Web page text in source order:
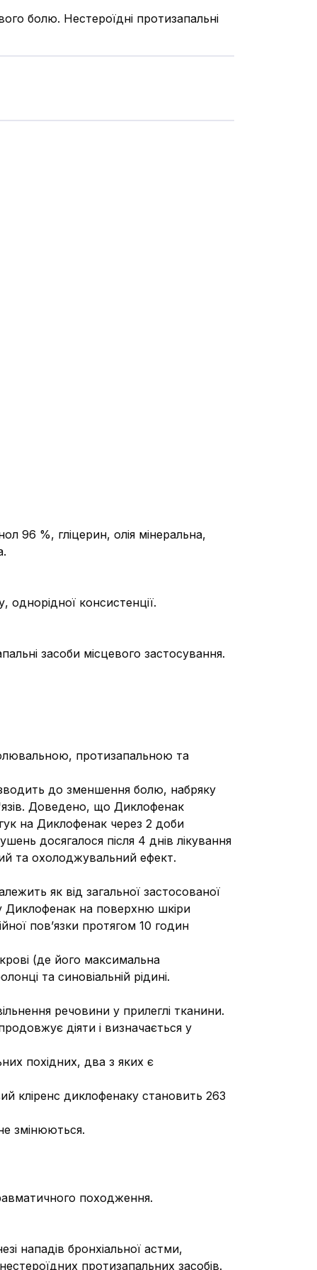
болю. Нестероїдні протизапальні
96 %, гліцерин, олія мінеральна,
однорідної консистенції.
засоби місцевого застосування.
протизапальною та
до зменшення болю, набряку
Доведено, що Диклофенак
на Диклофенак через 2 доби
досягалося після 4 днів лікування
та охолоджувальний ефект.
як від загальної застосованої
Диклофенак на поверхню шкіри
пов’язки протягом 10 годин
(де його максимальна
та синовіальній рідині.
речовини у прилеглі тканини.
діяти і визначається у
похідних, два з яких є
кліренс диклофенаку становить 263
змінюються.
походження.
нападів бронхіальної астми,
протизапальних засобів.